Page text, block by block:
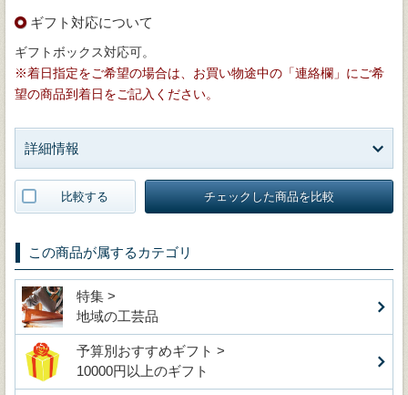
ギフト対応について
ギフトボックス対応可。
※着日指定をご希望の場合は、お買い物途中の「連絡欄」にご希
望の商品到着日をご記入ください。
詳細情報
比較する チェックした商品を比較
この商品が属するカテゴリ
特集 >
地域の工芸品
予算別おすすめギフト >
10000円以上のギフト